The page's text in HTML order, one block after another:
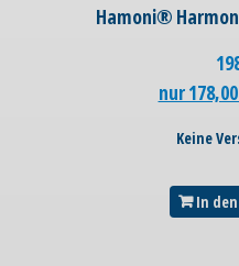
Hamoni®
nur
Keine
In